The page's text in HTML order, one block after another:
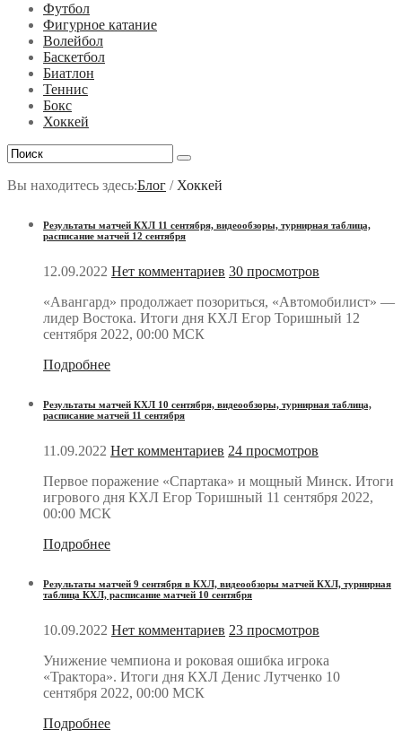
Футбол
Фигурное катание
Волейбол
Баскетбол
Биатлон
Теннис
Бокс
Хоккей
Вы находитесь здесь:Блог / Хоккей
Результаты матчей КХЛ 11 сентября, видеообзоры, турнирная таблица,
расписание матчей 12 сентября
12.09.2022 Нет комментариев 30 просмотров
«Авангард» продолжает позориться, «Автомобилист» —
лидер Востока. Итоги дня КХЛ Егор Торишный 12
сентября 2022, 00:00 МСК
Подробнее
Результаты матчей КХЛ 10 сентября, видеообзоры, турнирная таблица,
расписание матчей 11 сентября
11.09.2022 Нет комментариев 24 просмотров
Первое поражение «Спартака» и мощный Минск. Итоги
игрового дня КХЛ Егор Торишный 11 сентября 2022,
00:00 МСК
Подробнее
Результаты матчей 9 сентября в КХЛ, видеообзоры матчей КХЛ, турнирная
таблица КХЛ, расписание матчей 10 сентября
10.09.2022 Нет комментариев 23 просмотров
Унижение чемпиона и роковая ошибка игрока
«Трактора». Итоги дня КХЛ Денис Лутченко 10
сентября 2022, 00:00 МСК
Подробнее